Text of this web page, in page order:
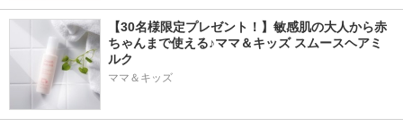
【30名様限定プレゼント！】敏感肌の大人から赤
ちゃんまで使える♪ママ＆キッズ スムースヘアミ
ルク
ママ＆キッズ